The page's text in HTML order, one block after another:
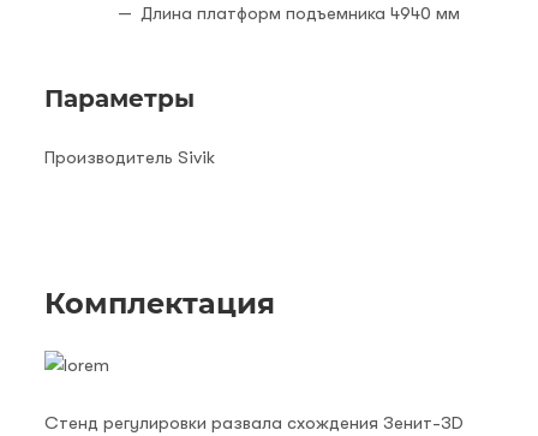
Длина платформ подъемника 4940 мм
Параметры
Производитель Sivik
Комплектация
Стенд регулировки развала схождения Зенит-3D